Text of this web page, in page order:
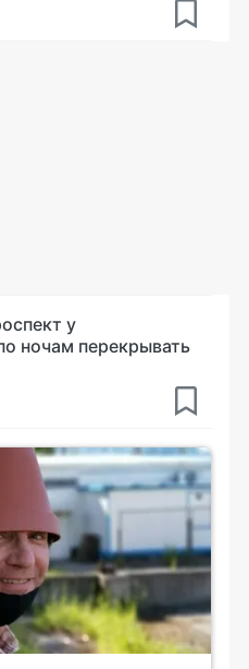
у
ночам перекрывать